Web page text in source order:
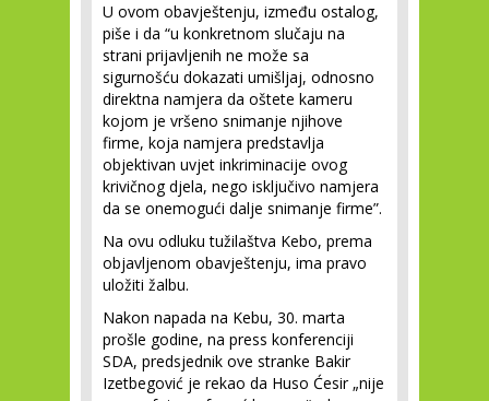
U ovom obavještenju, između ostalog,
piše i da “u konkretnom slučaju na
strani prijavljenih ne može sa
sigurnošću dokazati umišljaj, odnosno
direktna namjera da oštete kameru
kojom je vršeno snimanje njihove
firme, koja namjera predstavlja
objektivan uvjet inkriminacije ovog
krivičnog djela, nego isključivo namjera
da se onemogući dalje snimanje firme”.
Na ovu odluku tužilaštva Kebo, prema
objavljenom obavještenju, ima pravo
uložiti žalbu.
Nakon napada na Kebu, 30. marta
prošle godine, na press konferenciji
SDA, predsjednik ove stranke Bakir
Izetbegović je rekao da Huso Ćesir „nije